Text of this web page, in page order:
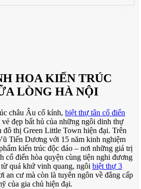
HOA KIẾN TRÚC
LÒNG HÀ NỘI
châu Âu cổ kính, biệt thự tân cổ điển
đẹp bất hủ của những ngôi dinh thự
đô thị Green Little Town hiện đại. Trên
Tiến Dương với 15 năm kinh nghiệm
kiến trúc độc đáo – nơi những giá trị
cổ điển hòa quyện cùng tiện nghi đương
quá khứ vinh quang, ngôi biệt thự 3
an cư mà còn là tuyên ngôn về đẳng cấp
của gia chủ hiện đại.